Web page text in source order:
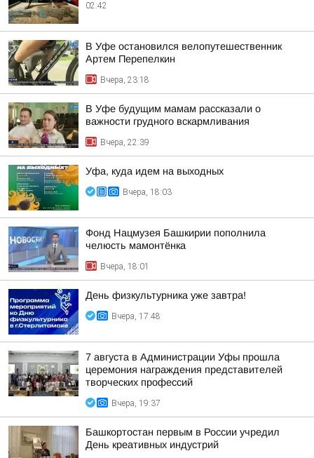
02:42
В Уфе остановился велопутешественник
Артем Перепелкин
Вчера, 23:18
В Уфе будущим мамам рассказали о
важности грудного вскармливания
Вчера, 22:39
Уфа, куда идем на выходных
Вчера, 18:03
Фонд Нацмузея Башкирии пополнила
челюсть мамонтёнка
Вчера, 18:01
День физкультурника уже завтра!
Вчера, 17:48
7 августа в Администрации Уфы прошла
церемония награждения представителей
творческих профессий
Вчера, 19:37
Башкортостан первым в России учредил
День креативных индустрий